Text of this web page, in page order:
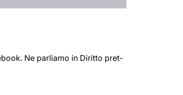
Ne parliamo in Diritto pret-